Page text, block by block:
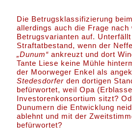
Die Betrugsklassifizierung
allerdings auch die Frage nach
Betrugsvarianten auf.
Straftatbestand, wenn der
„Dunum“ ankreuzt und dort
Tante Liese keine Mühle
der Moorweger Enkel als
Stedesdorfer den dortigen
befürwortet, weil Opa
Investorenkonsortium sitzt?
Dunumern die Entwicklung
ablehnt und mit der
befürwortet?